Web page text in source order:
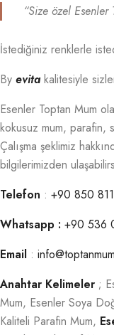
“Size özel Esenler
İstediğiniz renklerle
By evitakalitesiyle
Esenler Toptan Mum
kokusuz mum, parafin,
Çalışma şeklimiz
bilgilerimizden
Telefon : +90 850
Whatsapp : +90 536
Email :
Anahtar Kelimeler ;
Mum, Esenler Soya
Kaliteli Parafin Mum,